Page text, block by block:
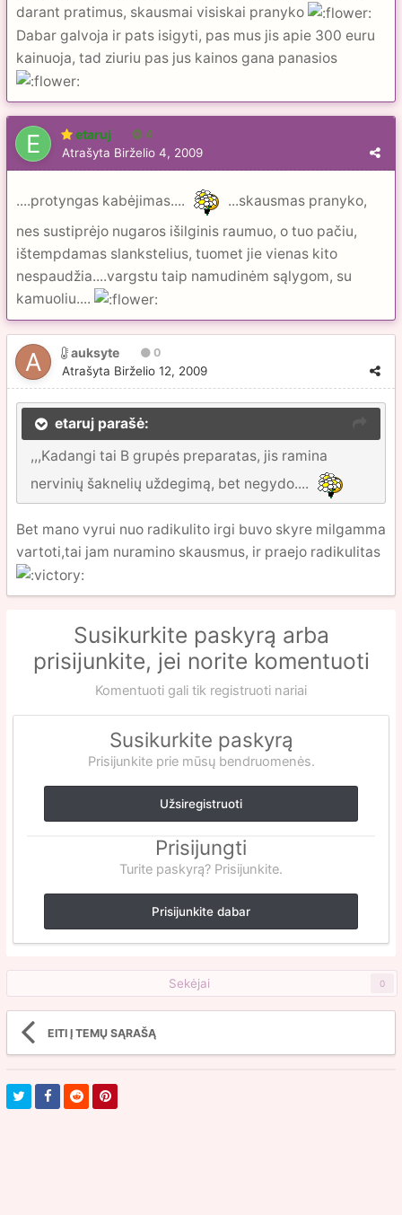
darant pratimus, skausmai visiskai pranyko
Dabar galvoja ir pats isigyti, pas mus jis apie 300 euru
kainuoja, tad ziuriu pas jus kainos gana panasios
etaruj 4
Atrašyta Birželio 4, 2009
....protyngas kabėjimas....
...skausmas pranyko,
nes sustiprėjo nugaros išilginis raumuo, o tuo pačiu,
ištempdamas slankstelius, tuomet jie vienas kito
nespaudžia....vargstu taip namudinėm sąlygom, su
kamuoliu....
auksyte 0
Atrašyta Birželio 12, 2009
etaruj parašė:
,,,Kadangi tai B grupės preparatas, jis ramina
nervinių šaknelių uždegimą, bet negydo....
Bet mano vyrui nuo radikulito irgi buvo skyre milgamma
vartoti,tai jam nuramino skausmus, ir praejo radikulitas
Susikurkite paskyrą arba
prisijunkite, jei norite komentuoti
Komentuoti gali tik registruoti nariai
Susikurkite paskyrą
Prisijunkite prie mūsų bendruomenės.
Užsiregistruoti
Prisijungti
Turite paskyrą? Prisijunkite.
Prisijunkite dabar
Sekėjai 0
EITI Į TEMŲ SĄRAŠĄ